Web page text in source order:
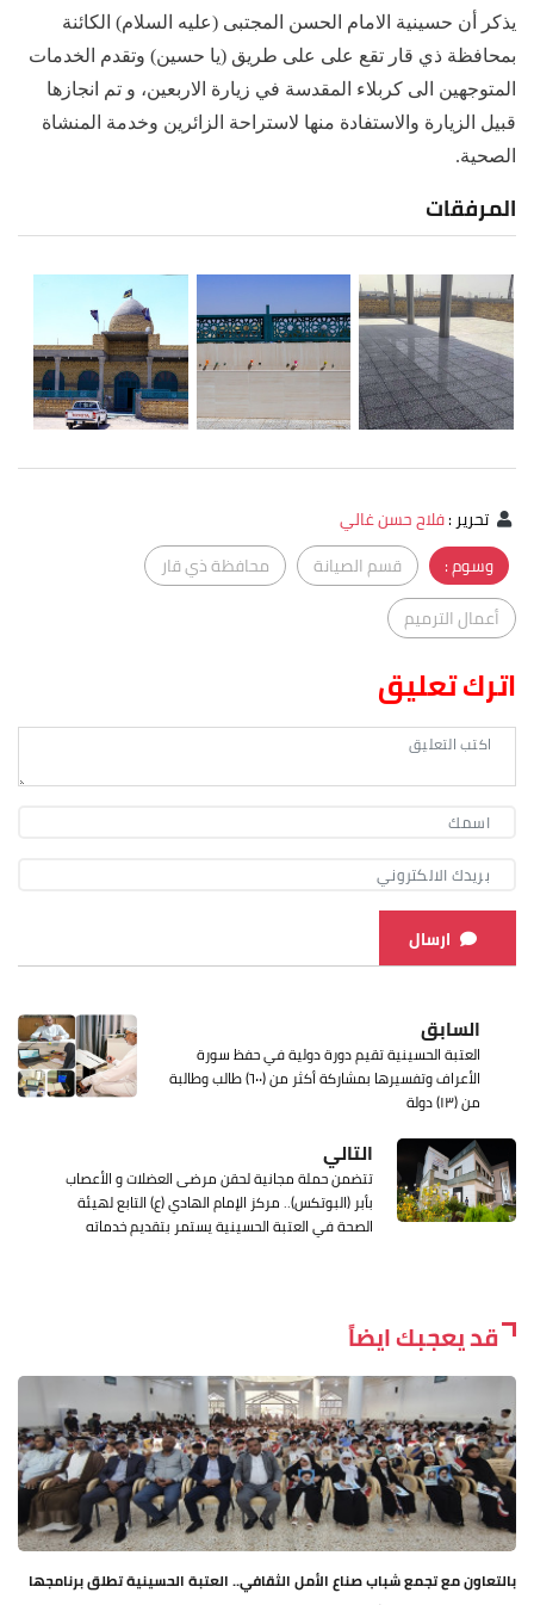
يذكر أن حسينية الامام الحسن المجتبى (عليه السلام) الكائنة
بمحافظة ذي قار تقع على على طريق (يا حسين) وتقدم الخدمات
المتوجهين الى كربلاء المقدسة في زيارة الاربعين، و تم انجازها
قبيل الزيارة والاستفادة منها لاستراحة الزائرين وخدمة المنشاة
الصحية.
المرفقات
تحرير:فلاح حسن غالي
وسوم :
قسم الصيانة
محافظة ذي قار
أعمال الترميم
اترك تعليق
ارسال
السابق
العتبة الحسينية تقيم دورة دولية في حفظ سورة
الأعراف وتفسيرها بمشاركة أكثر من (٦٠٠) طالب وطالبة
من (١٣) دولة
التالي
تتضمن حملة مجانية لحقن مرضى العضلات و الأعصاب
بأبر (البوتكس).. مركز الإمام الهادي (ع) التابع لهيئة
الصحة في العتبة الحسينية يستمر بتقديم خدماته
قد يعجبك ايضاً
بالتعاون مع تجمع شباب صناع الأمل الثقافي.. العتبة الحسينية تطلق برنامجها